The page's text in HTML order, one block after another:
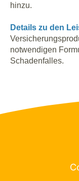
hinzu.
Details zu den
notwendigen
Schadenfalles.